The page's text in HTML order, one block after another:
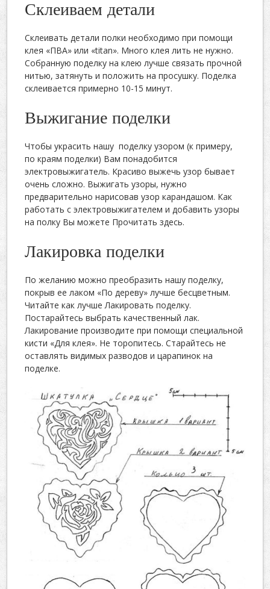
Склеиваем детали
Склеивать детали полки необходимо при помощи
клея «ПВА» или «titan». Много клея лить не нужно.
Собранную поделку на клею лучше связать прочной
нитью, затянуть и положить на просушку. Поделка
склеивается примерно 10-15 минут.
Выжигание поделки
Чтобы украсить нашу поделку узором (к примеру,
по краям поделки) Вам понадобится
электровыжигатель. Красиво выжечь узор бывает
очень сложно. Выжигать узоры, нужно
предварительно нарисовав узор карандашом. Как
работать с электровыжигателем и добавить узоры
на полку Вы можете Прочитать здесь.
Лакировка поделки
По желанию можно преобразить нашу поделку,
покрыв ее лаком «По дереву» лучше бесцветным.
Читайте как лучше Лакировать поделку.
Постарайтесь выбрать качественный лак.
Лакирование производите при помощи специальной
кисти «Для клея». Не торопитесь. Старайтесь не
оставлять видимых разводов и царапинок на
поделке.